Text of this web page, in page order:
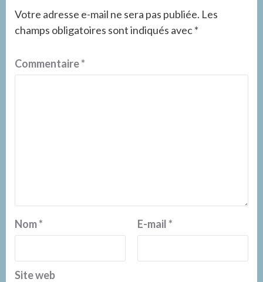
Votre adresse e-mail ne sera pas publiée. Les
champs obligatoires sont indiqués avec*
Commentaire*
Nom* E-mail*
Site web